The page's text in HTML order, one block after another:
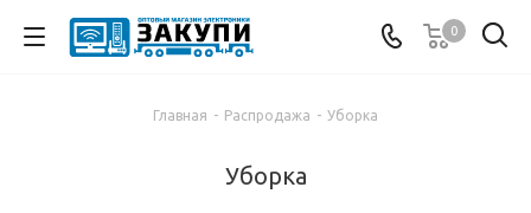
0
Главная - Распродажа - Уборка
Уборка